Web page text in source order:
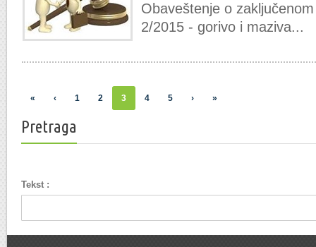
Obaveštenje o
2/2015 - gorivo i maziva...
« ‹ 1 2 3 4 5 › »
Pretraga
Tekst :